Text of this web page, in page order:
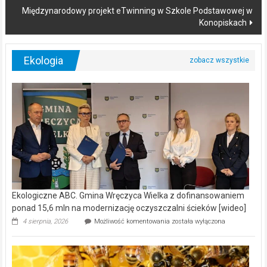
Międzynarodowy projekt eTwinning w Szkole Podstawowej w
Konopiskach
Ekologia
Ekologiczne ABC. Gmina Wręczyca Wielka z dofinansowaniem
ponad 15,6 mln na modernizację oczyszczalni ścieków [wideo]
4 sierpnia, 2026 Możliwość komentowania Ekologiczne
Wręczyca
Wielka
została wyłączona